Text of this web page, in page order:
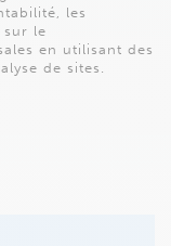
les
sur le
en utilisant des
de sites.